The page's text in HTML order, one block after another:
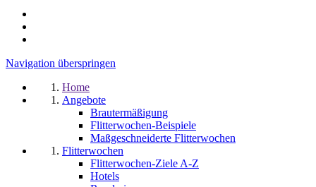
Navigation überspringen
Home
Angebote
Brautermäßigung
Flitterwochen-Beispiele
Maßgeschneiderte Flitterwochen
Flitterwochen
Flitterwochen-Ziele A-Z
Hotels